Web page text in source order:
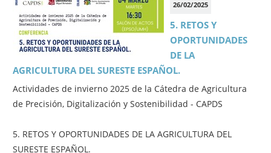
26/02/2025
5. RETOS Y
OPORTUNIDADES
DE LA
AGRICULTURA DEL SURESTE ESPAÑOL.
Actividades de invierno 2025 de la Cátedra de Agricultura
de Precisión, Digitalización y Sostenibilidad - CAPDS
5. RETOS Y OPORTUNIDADES DE LA AGRICULTURA DEL
SURESTE ESPAÑOL.